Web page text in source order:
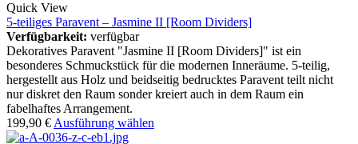
Quick View
5-teiliges Paravent – Jasmine II [Room Dividers]
Verfügbarkeit: verfügbar
Dekoratives Paravent "Jasmine II [Room Dividers]" ist ein
besonderes Schmuckstück für die modernen Inneräume. 5-teilig,
hergestellt aus Holz und beidseitig bedrucktes Paravent teilt nicht
nur diskret den Raum sonder kreiert auch in dem Raum ein
fabelhaftes Arrangement.
199,90 € Ausführung wählen